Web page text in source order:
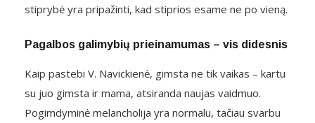
stiprybė yra pripažinti, kad stiprios esame ne po vieną.
Pagalbos galimybių prieinamumas – vis didesnis
Kaip pastebi V. Navickienė, gimsta ne tik vaikas – kartu
su juo gimsta ir mama, atsiranda naujas vaidmuo.
Pogimdyminė melancholija yra normalu, tačiau svarbu